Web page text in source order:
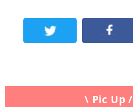
\ Pic Up /